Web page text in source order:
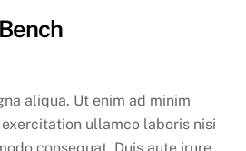
aliqua. Ut enim ad minim
ullamco laboris nisi